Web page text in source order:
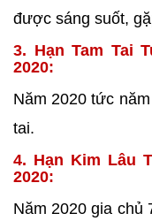
được sáng suốt,
3. Hạn Tam Tai
2020:
Năm 2020 tức năm
tai.
4. Hạn Kim Lâu
2020:
Năm 2020 gia chủ